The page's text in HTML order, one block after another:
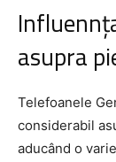
asupra
Telefoanele
considerabil
aducând o